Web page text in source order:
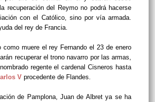
recuperación del Reymo no podrá hacerse
con el Católico, sino por vía armada.
del rey de Francia.
muere el rey Fernando el 23 de enero
recuperar el trono navarro por las armas,
regente el cardenal Cisneros hasta
V procedente de Flandes.
de Pamplona, Juan de Albret ya se ha